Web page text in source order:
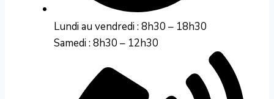
Lundi au vendredi : 8h30 – 18h30
Samedi : 8h30 – 12h30